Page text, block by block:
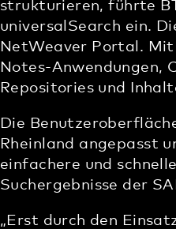
strukturieren, führte
universalSearch ein.
NetWeaver Portal. Mit
Notes-Anwendungen,
Repositories und
Die
Rheinland angepasst
einfachere und
Suchergebnisse der
„Erst durch den